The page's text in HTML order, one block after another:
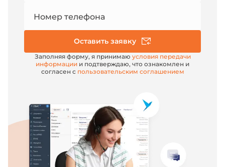
Номер телефона
Оставить заявку
Заполняя форму, я принимаю условия передачи
информации и подтверждаю, что ознакомлен и
согласен с пользовательским соглашением